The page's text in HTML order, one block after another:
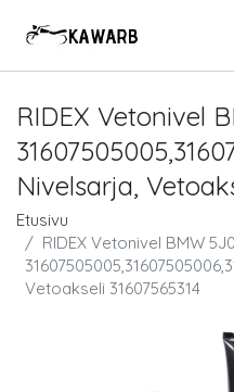
RIDEX Vetonivel
Nivelsarja,
Etusivu
RIDEX Vetonivel BMW
Vetoakseli 31607565314